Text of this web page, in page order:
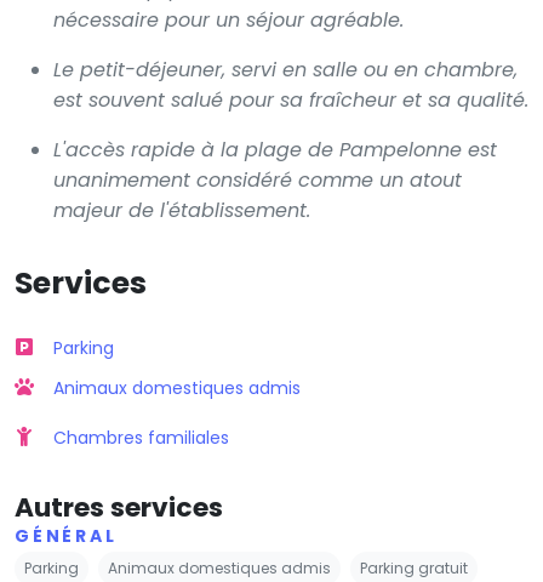
nécessaire pour un séjour agréable.
Le petit-déjeuner, servi en salle ou en chambre,
est souvent salué pour sa fraîcheur et sa qualité.
L'accès rapide à la plage de Pampelonne est
unanimement considéré comme un atout
majeur de l'établissement.
Services
Parking
Animaux domestiques admis
Chambres familiales
Autres services
GÉNÉRAL
Parking Animaux domestiques admis Parking gratuit